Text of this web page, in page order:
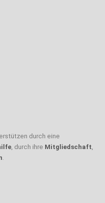
durch eine
, durch ihre Mitgliedschaft,
.